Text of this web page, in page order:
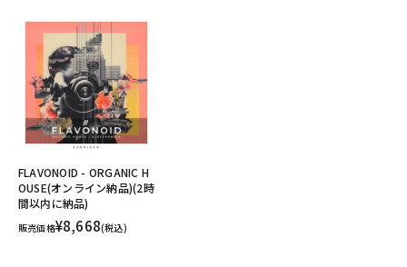
FLAVONOID - ORGANIC H
OUSE(オンライン納品)(2時
間以内に納品)
販売価格¥8,668(税込)